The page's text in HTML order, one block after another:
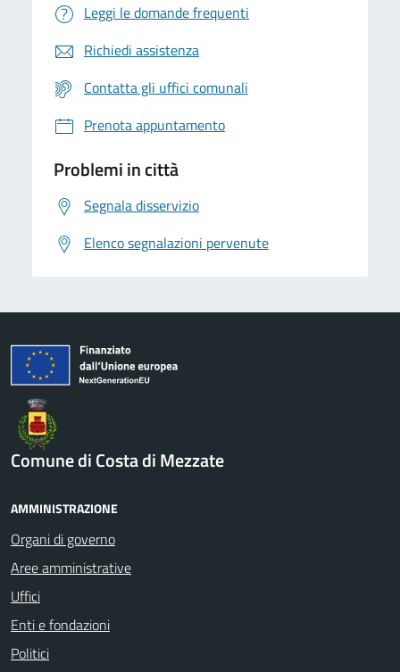
Leggi le domande frequenti
Richiedi assistenza
Contatta gli uffici comunali
Prenota appuntamento
Problemi in città
Segnala disservizio
Elenco segnalazioni pervenute
Comune di Costa di Mezzate
AMMINISTRAZIONE
Organi di governo
Aree amministrative
Uffici
Enti e fondazioni
Politici